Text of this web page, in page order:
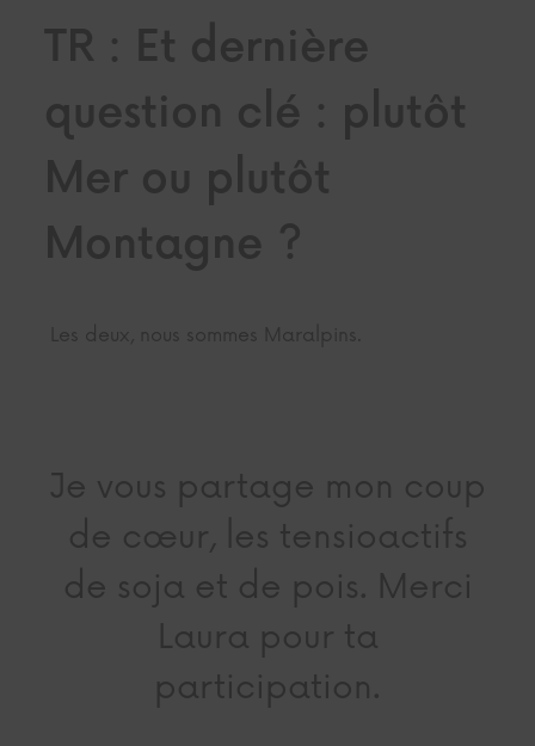
TR : Et dernière
question clé : plutôt
Mer ou plutôt
Montagne ?
Les deux, nous sommes Maralpins.
Je vous partage mon coup
de cœur, les tensioactifs
de soja et de pois. Merci
Laura pour ta
participation.